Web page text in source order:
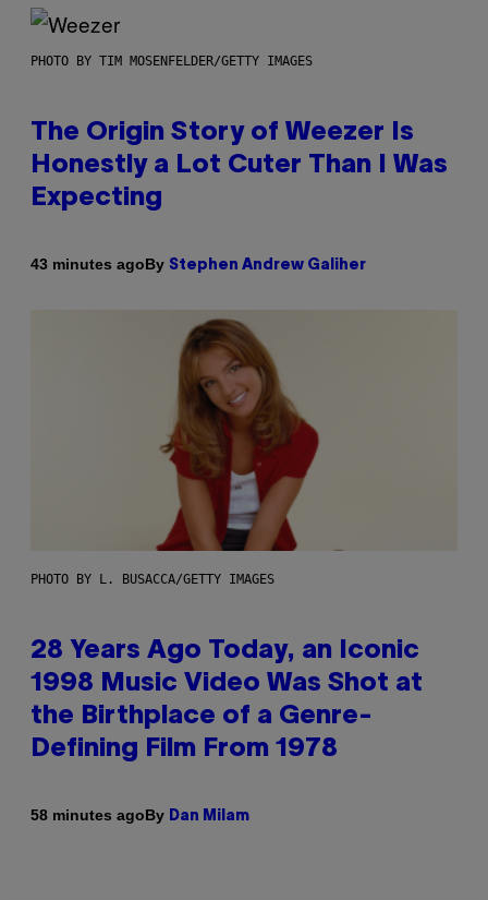
PHOTO BY TIM MOSENFELDER/GETTY IMAGES
The Origin Story of Weezer Is
Honestly a Lot Cuter Than I Was
Expecting
43 minutes agoBy Stephen Andrew Galiher
PHOTO BY L. BUSACCA/GETTY IMAGES
28 Years Ago Today, an Iconic
1998 Music Video Was Shot at
the Birthplace of a Genre-
Defining Film From 1978
58 minutes agoBy Dan Milam